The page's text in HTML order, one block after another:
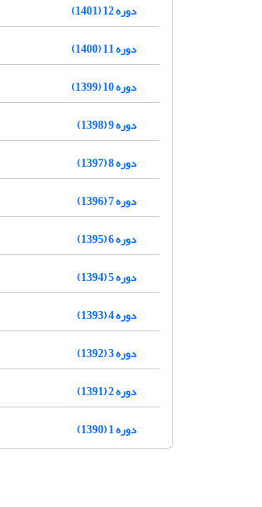
دوره 12 (1401)
دوره 11 (1400)
دوره 10 (1399)
دوره 9 (1398)
دوره 8 (1397)
دوره 7 (1396)
دوره 6 (1395)
دوره 5 (1394)
دوره 4 (1393)
دوره 3 (1392)
دوره 2 (1391)
دوره 1 (1390)